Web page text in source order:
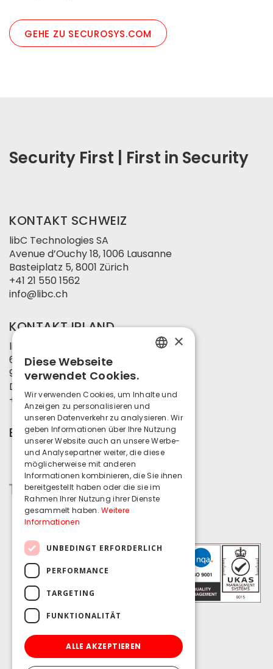
GEHE ZU SECUROSYS.COM
Security First | First in Security
KONTAKT SCHWEIZ
libC Technologies SA
Avenue d’Ouchy 18, 1006 Lausanne
Basteiplatz 5, 8001 Zürich
+41 21 550 1562
info@libc.ch
KONTAKT IRLAND
libC Technologies Ltd
6 Lapp’s Quay
9 Exchange Place
Dublin 1
+353 (0)1 539 4143
ENTWICKELT VON
×
Diese Webseite
verwendet Cookies.
Wir verwenden Cookies, um Inhalte und
Anzeigen zu personalisieren und
unseren Datenverkehr zu analysieren. Wir
geben Informationen über Ihre Nutzung
unserer Website auch an unsere Werbe-
und Analysepartner weiter, die diese
möglicherweise mit anderen
Informationen kombinieren, die Sie ihnen
bereitgestellt haben oder die sie im
Rahmen Ihrer Nutzung ihrer Dienste
gesammelt haben. Weitere
Informationen
UNBEDINGT ERFORDERLICH
PERFORMANCE
TARGETING
FUNKTIONALITÄT
ALLE AKZEPTIEREN